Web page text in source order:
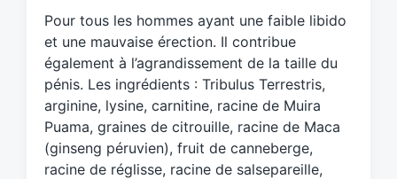
d
w
i
t
h
Pour tous les hommes ayant une faible libido
et une mauvaise érection. Il contribue
également à l’agrandissement de la taille du
pénis. Les ingrédients : Tribulus Terrestris,
arginine, lysine, carnitine, racine de Muira
Puama, graines de citrouille, racine de Maca
(ginseng péruvien), fruit de canneberge,
racine de réglisse, racine de salsepareille,